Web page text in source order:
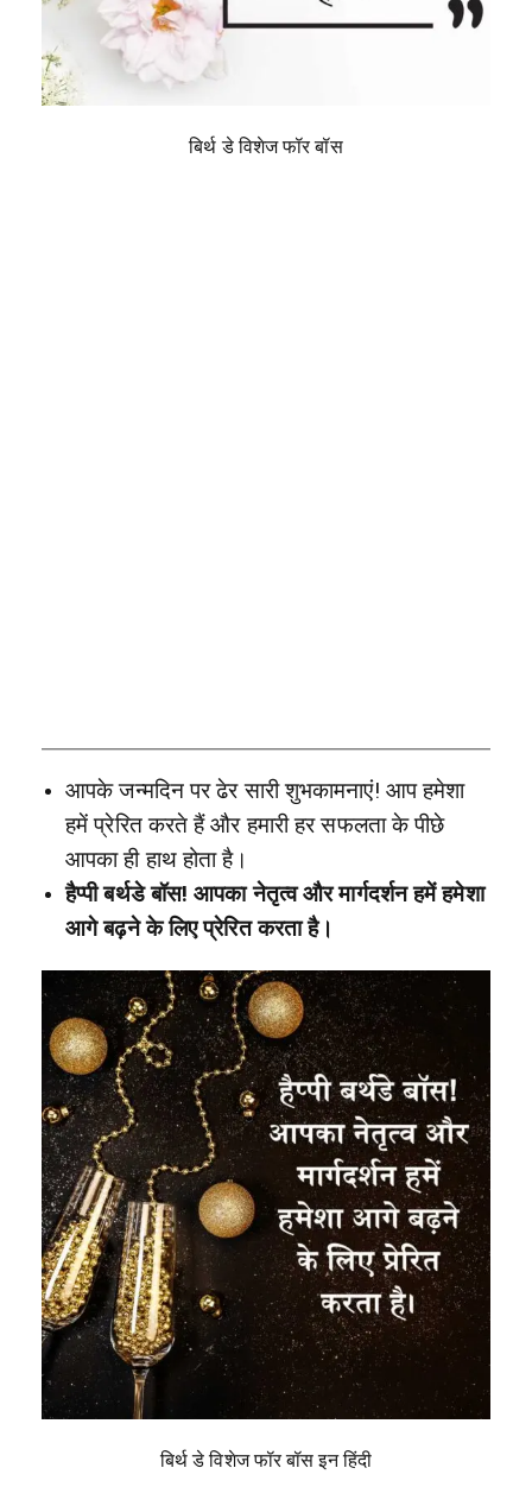
बिर्थ डे विशेज फॉर बॉस
आपके जन्मदिन पर ढेर सारी शुभकामनाएं! आप हमेशा
हमें प्रेरित करते हैं और हमारी हर सफलता के पीछे
आपका ही हाथ होता है।
हैप्पी बर्थडे बॉस! आपका नेतृत्व और मार्गदर्शन हमें हमेशा
आगे बढ़ने के लिए प्रेरित करता है।
बिर्थ डे विशेज फॉर बॉस इन हिंदी